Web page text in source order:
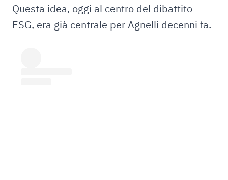
Questa idea, oggi al centro del dibattito
ESG, era già centrale per Agnelli decenni fa.